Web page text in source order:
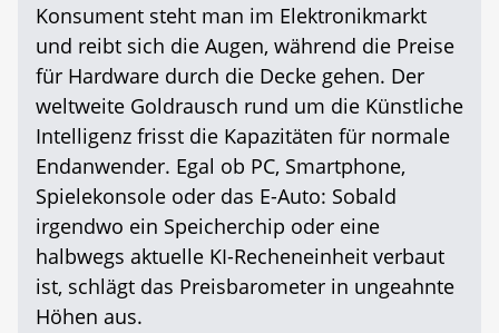
Konsument steht man im Elektronikmarkt
und reibt sich die Augen, während die Preise
für Hardware durch die Decke gehen. Der
weltweite Goldrausch rund um die Künstliche
Intelligenz frisst die Kapazitäten für normale
Endanwender. Egal ob PC, Smartphone,
Spielekonsole oder das E-Auto: Sobald
irgendwo ein Speicherchip oder eine
halbwegs aktuelle KI-Recheneinheit verbaut
ist, schlägt das Preisbarometer in ungeahnte
Höhen aus.